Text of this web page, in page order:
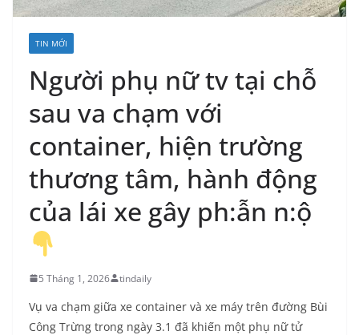
TIN MỚI
Người phụ nữ tv tại chỗ
sau va chạm với
container, hiện trường
thương tâm, hành động
của lái xe gây ph:ẫn n:ộ
5 Tháng 1, 2026 tindaily
Vụ va chạm giữa xe container và xe máy trên đường Bùi
Công Trừng trong ngày 3.1 đã khiến một phụ nữ tử